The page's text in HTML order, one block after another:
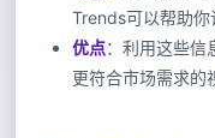
Trends可以帮助你
优点：利用这些信
更符合市场需求的